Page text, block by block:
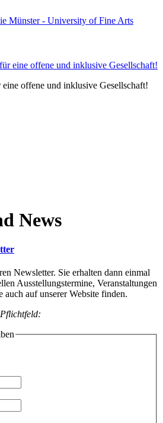
offene und inklusive Gesellschaft!
News
Newsletter. Sie erhalten dann einmal
Ausstellungstermine, Veranstaltungen
auch auf unserer Website finden.